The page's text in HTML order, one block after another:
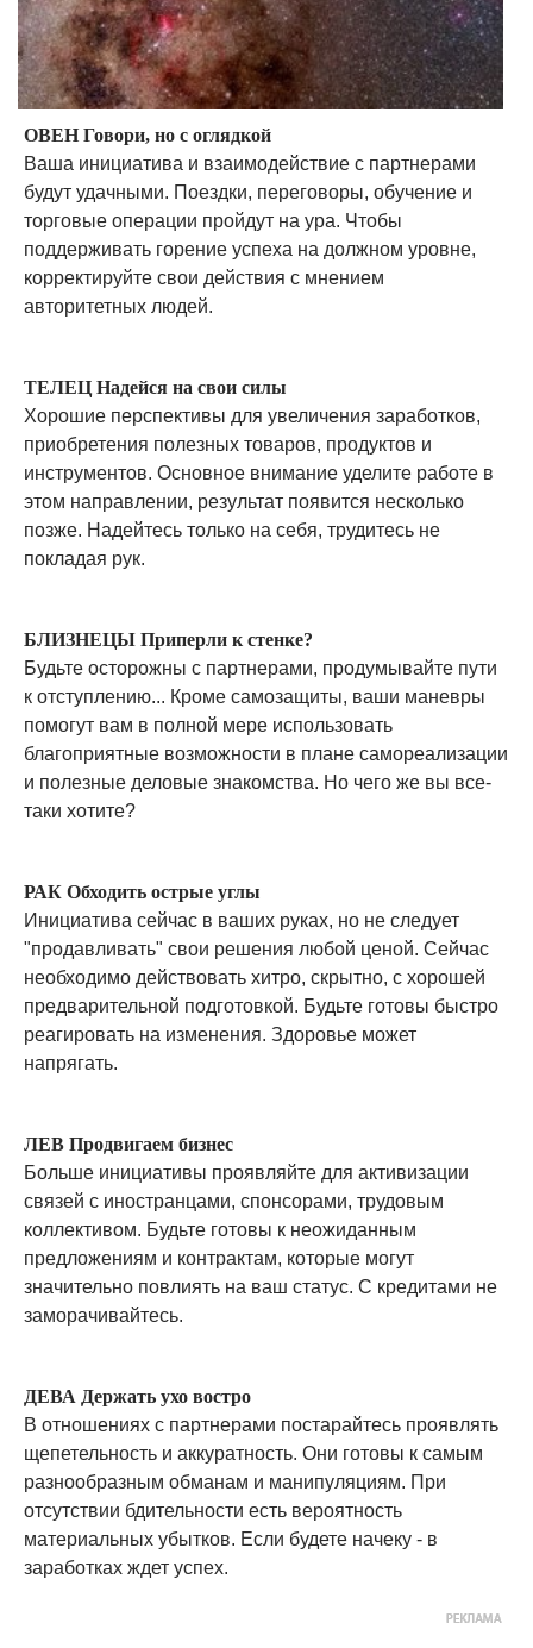
ОВЕН Говори, но с оглядкой
Ваша инициатива и взаимодействие с партнерами
будут удачными. Поездки, переговоры, обучение и
торговые операции пройдут на ура. Чтобы
поддерживать горение успеха на должном уровне,
корректируйте свои действия с мнением
авторитетных людей.
ТЕЛЕЦ Надейся на свои силы
Хорошие перспективы для увеличения заработков,
приобретения полезных товаров, продуктов и
инструментов. Основное внимание уделите работе в
этом направлении, результат появится несколько
позже. Надейтесь только на себя, трудитесь не
покладая рук.
БЛИЗНЕЦЫ Приперли к стенке?
Будьте осторожны с партнерами, продумывайте пути
к отступлению... Кроме самозащиты, ваши маневры
помогут вам в полной мере использовать
благоприятные возможности в плане самореализации
и полезные деловые знакомства. Но чего же вы все-
таки хотите?
РАК Обходить острые углы
Инициатива сейчас в ваших руках, но не следует
"продавливать" свои решения любой ценой. Сейчас
необходимо действовать хитро, скрытно, с хорошей
предварительной подготовкой. Будьте готовы быстро
реагировать на изменения. Здоровье может
напрягать.
ЛЕВ Продвигаем бизнес
Больше инициативы проявляйте для активизации
связей с иностранцами, спонсорами, трудовым
коллективом. Будьте готовы к неожиданным
предложениям и контрактам, которые могут
значительно повлиять на ваш статус. С кредитами не
заморачивайтесь.
ДЕВА Держать ухо востро
В отношениях с партнерами постарайтесь проявлять
щепетельность и аккуратность. Они готовы к самым
разнообразным обманам и манипуляциям. При
отсутствии бдительности есть вероятность
материальных убытков. Если будете начеку - в
заработках ждет успех.